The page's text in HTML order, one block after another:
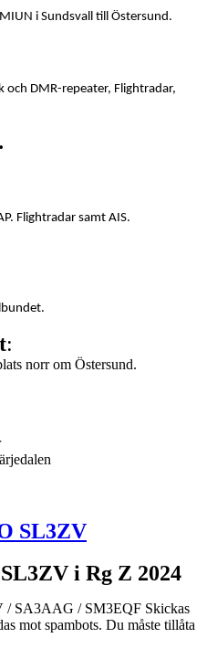
i Sundsvall till Östersund.
och DMR-repeater, Flightradar,
Flightradar samt AIS.
:
norr om Östersund.
SL3ZV
i Rg Z 2024
/ SA3AAG / SM3EQF Skickas
mot spambots. Du måste tillåta